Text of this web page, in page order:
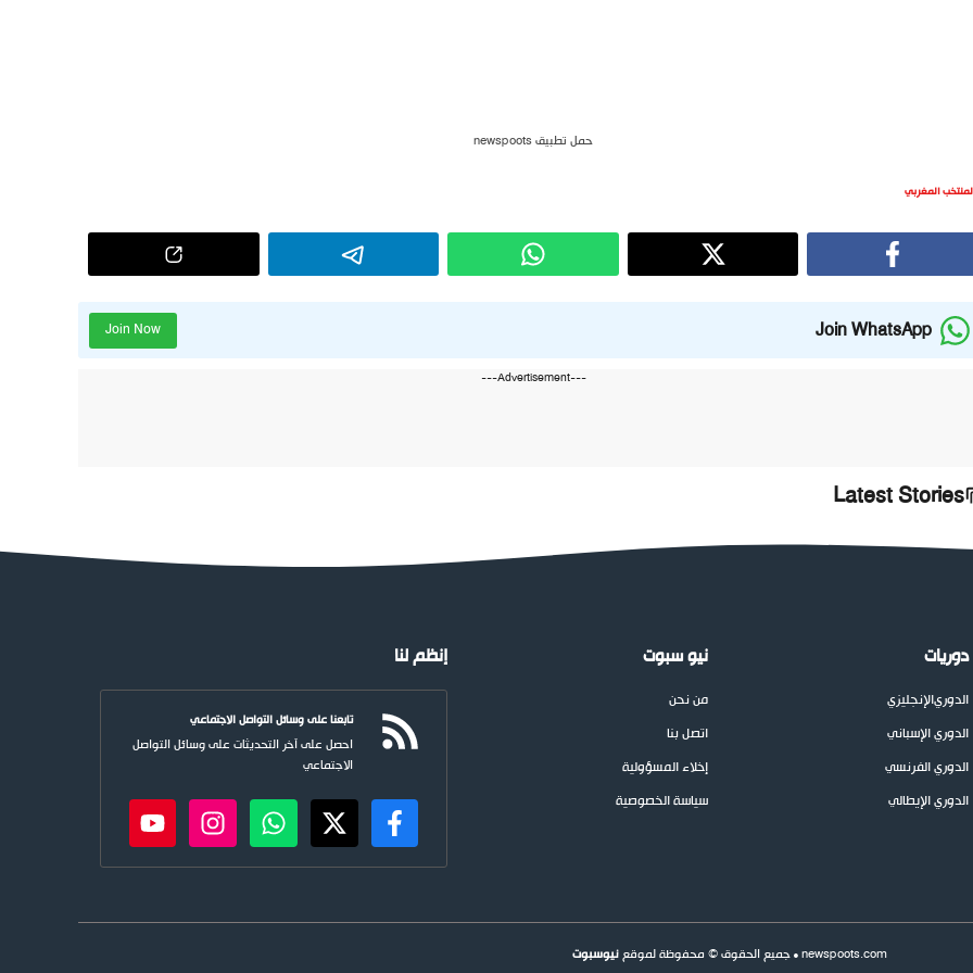
حمل تطبيق newspoots
المغربي
Join WhatsApp
Join Now
---Advertisement---
Latest Stories
دوريات
الدوريالإنجليزي
الدوري الإسباني
الدوري الفرنسي
الدوري الإيطالي
نيو سبوت
من نحن
اتصل بنا
إخلاء المسؤولية
سياسة الخصوصية
إنظم لنا
تابعنا على وسائل التواصل الاجتماعي
احصل على آخر التحديثات على وسائل التواصل
الاجتماعي
newspoots.com • جميع الحقوق © محفوظة لموقع نيوسبوت